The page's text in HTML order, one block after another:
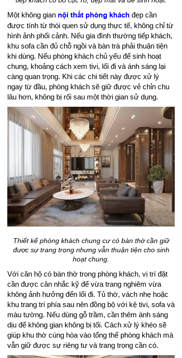
Một không gian nội thất phòng khách đẹp cần
được tính từ thói quen sử dụng thực tế, không chỉ từ
hình ảnh phối cảnh. Nếu gia đình thường tiếp khách,
khu sofa cần đủ chỗ ngồi và bàn trà phải thuận tiện
khi dùng. Nếu phòng khách chủ yếu để sinh hoạt
chung, khoảng cách xem tivi, lối đi và ánh sáng lại
càng quan trọng. Khi các chi tiết này được xử lý
ngay từ đầu, phòng khách sẽ giữ được vẻ chỉn chu
lâu hơn, không bị rối sau một thời gian sử dụng.
Thiết kế phòng khách chung cư có bàn thờ cần giữ
được sự trang trọng nhưng vẫn thuận tiện cho sinh
hoạt chung.
Với căn hộ có bàn thờ trong phòng khách, vị trí đặt
cần được cân nhắc kỹ để vừa trang nghiêm vừa
không ảnh hưởng đến lối đi. Tủ thờ, vách nhẹ hoặc
khu trang trí phía sau nên đồng bộ với kệ tivi, sofa và
màu tường. Nếu dùng gỗ trầm, cần thêm ánh sáng
dịu để không gian không bị tối. Cách xử lý khéo sẽ
giúp khu thờ cúng hòa vào tổng thể phòng khách mà
vẫn giữ được sự riêng tư và trang trọng cần có.